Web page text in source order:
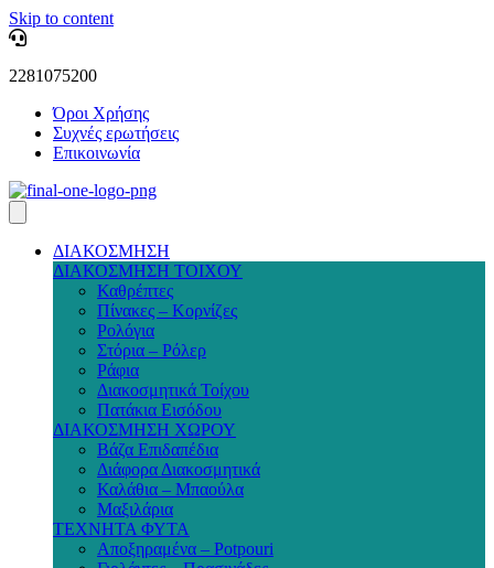
Skip to content
2281075200
Όροι Χρήσης
Συχνές ερωτήσεις
Επικοινωνία
ΔΙΑΚΟΣΜΗΣΗ
ΔΙΑΚΟΣΜΗΣΗ ΤΟΙΧΟΥ
Καθρέπτες
Πίνακες – Κορνίζες
Ρολόγια
Στόρια – Ρόλερ
Ράφια
Διακοσμητικά Τοίχου
Πατάκια Εισόδου
ΔΙΑΚΟΣΜΗΣΗ ΧΩΡΟΥ
Βάζα Επιδαπέδια
Διάφορα Διακοσμητικά
Καλάθια – Μπαούλα
Μαξιλάρια
ΤΕΧΝΗΤΑ ΦΥΤΑ
Αποξηραμένα – Potpouri